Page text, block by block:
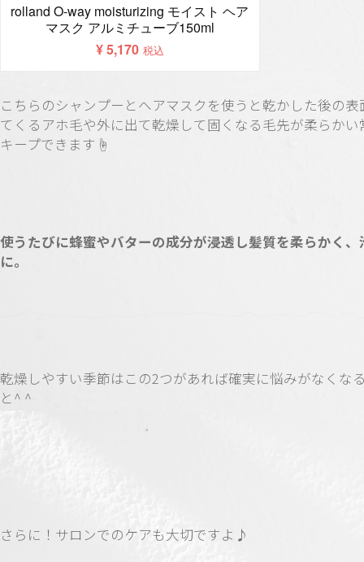
こちらのシャンプーとヘアマスクを使うと乾かした後の表
てくるアホ毛や外に出て乾燥して固くなる毛先が柔らかい
キープできます☝️
使うたびに蜂蜜やバターの成分が浸透し髪質を柔らかく、
に。
乾燥しやすい季節はこの2つがあれば確実に悩みがなくな
と^ ^
さらに！サロンでのケアも大切ですよ♪